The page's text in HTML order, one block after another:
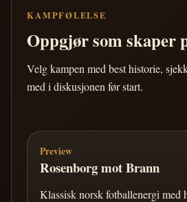
KAMPFØLELSE
Oppgjør som skaper
Velg kampen med best historie,
med i diskusjonen før start.
Preview
Rosenborg mot Brann
Klassisk norsk fotballenergi med